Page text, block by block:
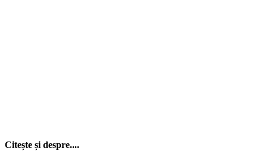
Citește și despre....